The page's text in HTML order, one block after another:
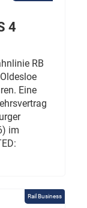
4
RB
Eine
im
Rail Business